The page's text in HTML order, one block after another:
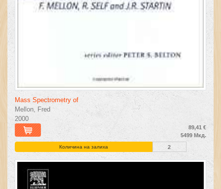
Mass Spectrometry of
Mellon, Fred
2000
89,41 €
5499 Мкд.
Количина на залиха 2